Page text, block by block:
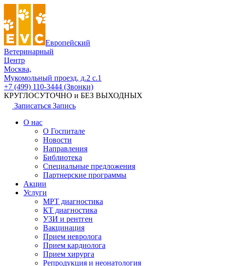
Европейский
Ветеринарный
Центр
Москва,
Мукомольный проезд, д.2 с.1
+7 (499) 110-3444 (Звонки)
КРУГЛОСУТОЧНО и БЕЗ ВЫХОДНЫХ
Записаться Запись
О нас
О Госпитале
Новости
Направления
Библиотека
Специальные предложения
Партнерские программы
Акции
Услуги
МРТ диагностика
КТ диагностика
УЗИ и рентген
Вакцинация
Прием невролога
Прием кардиолога
Прием хирурга
Репродукция и неонатология